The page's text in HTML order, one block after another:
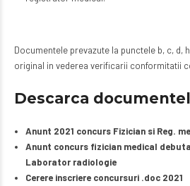
Documentele prevazute la punctele b, c, d,
original in vederea verificarii conformitatii
Descarca
Anunt 2021 concurs Fizician si Reg.
Anunt concurs fizician medical
Laborator radiologie
Cerere inscriere concursuri .doc 2021